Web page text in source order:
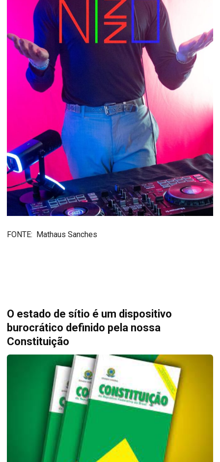
FONTE: Mathaus Sanches
O estado de sítio é um dispositivo
burocrático definido pela nossa
Constituição